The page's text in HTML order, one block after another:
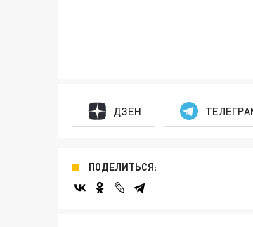
ДЗЕН
ПОДЕЛИТЬСЯ: